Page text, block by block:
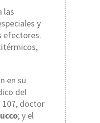
las
y
efectores.
en su
del
107, doctor
; y el